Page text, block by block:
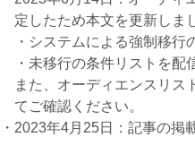
定したため本文を更新しま
・システムによる強制移
・未移行の条件リストを
また、オーディエンスリス
てご確認ください。
2023年4月25日：記事の掲